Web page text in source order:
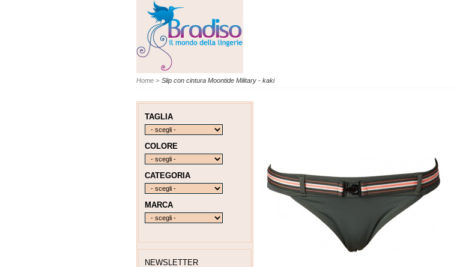
Home > Slip con cintura Moontide Military - kaki
TAGLIA
COLORE
CATEGORIA
MARCA
NEWSLETTER